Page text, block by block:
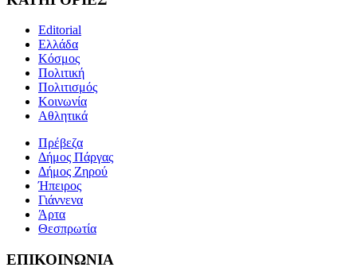
Editorial
Ελλάδα
Κόσμος
Πολιτική
Πολιτισμός
Κοινωνία
Αθλητικά
Πρέβεζα
Δήμος Πάργας
Δήμος Ζηρού
Ήπειρος
Γιάννενα
Άρτα
Θεσπρωτία
ΕΠΙΚΟΙΝΩΝΙΑ